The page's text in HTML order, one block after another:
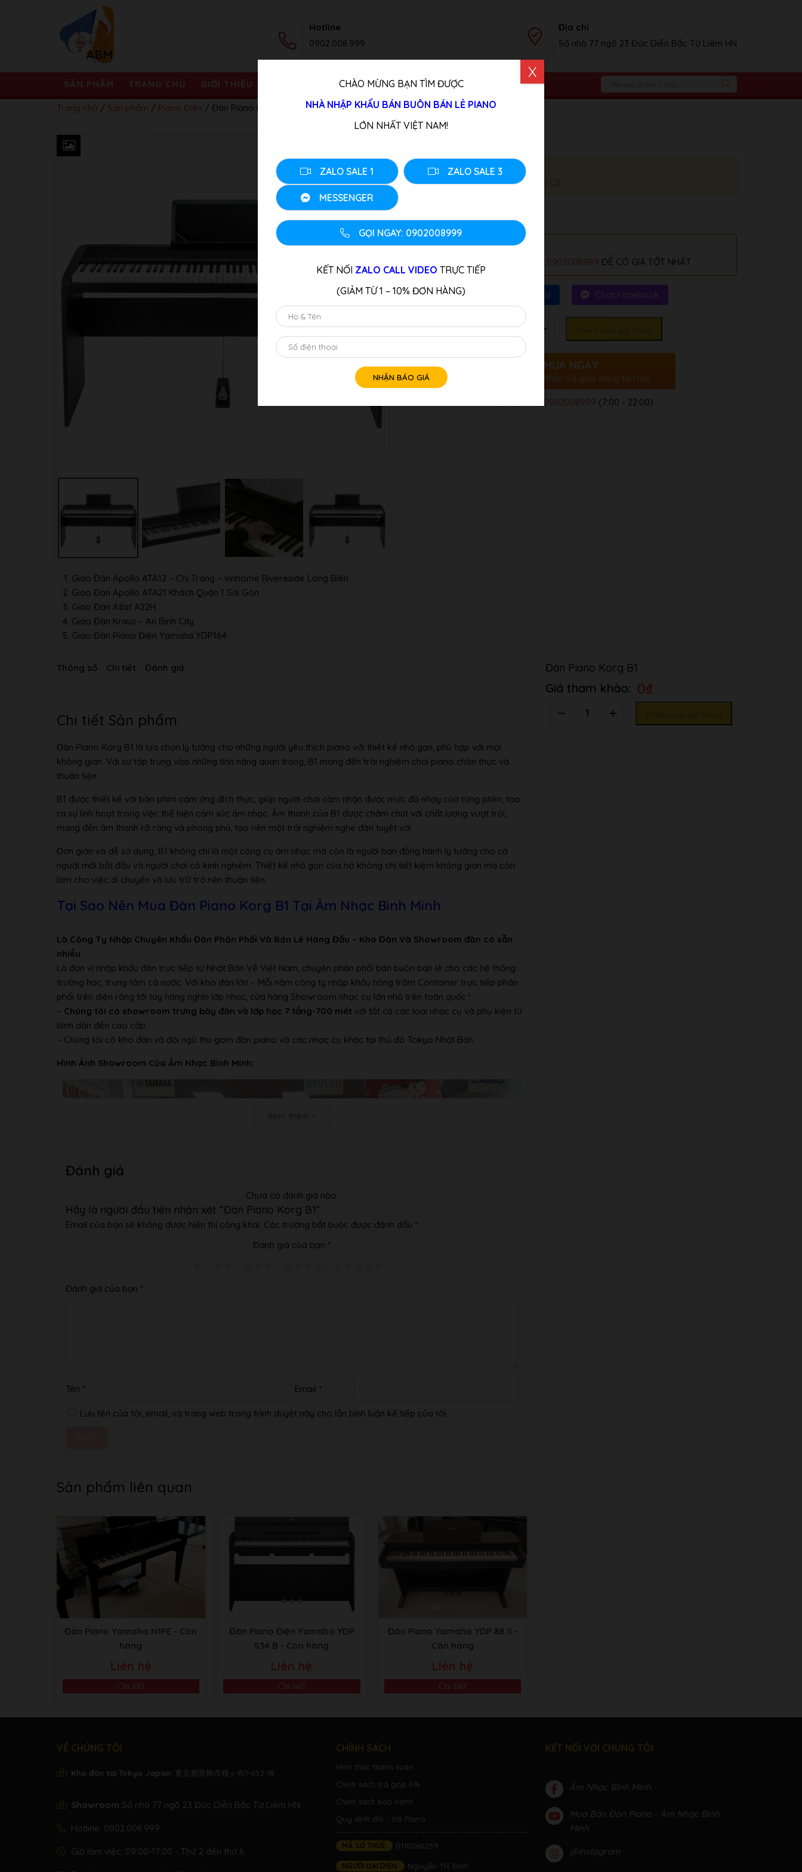
Hotline
0902.008.999
Địa chỉ
Số nhà 77 ngõ 23 Đức Diễn Bắc Từ Liêm HN
SẢN PHẨM TRANG CHỦ GIỚI THIỆU TIN TỨC LIÊN HỆ
Trang chủ / Sản phẩm / Piano Điện / Đàn Piano Korg B1
Giao Đàn Apollo ATA12 – Chị Trang – vinhome Rivereside Long Biên
Giao Đàn Apollo ATA21 Khách Quận 1 Sài Gòn
Giao Đàn Atlat A22H
Giao Đàn Kraus – An Bình City
Giao Đàn Piano Điện Yamaha YDP164
Tình trang: Liên Hệ
Loại đàn:Piano Điện,Piano Điện Cũ
LƯU Ý:
Quý Khách Liên Hệ: Hotline/zalo 0902008999 ĐỂ CÓ GIÁ TỐT NHẤT
Tư vấn Zalo Chat Facebook
lượng
Thêm vào giỏ hàng
MUA NGAY
Gọi điện xác nhận và giao hàng tận nơi
0902008999 (7:00 - 22:00)
Thông số Chi tiết Đánh giá
Chi tiết Sản phẩm
Đàn Piano Korg B1 là lựa chọn lý tưởng cho những người yêu thích piano với thiết kế nhỏ gọn, phù hợp với mọi
không gian. Với sự tập trung vào những tính năng quan trọng, B1 mang đến trải nghiệm chơi piano chân thực và
thuận tiện.
B1 được thiết kế với bàn phím cảm ứng đích thực, giúp người chơi cảm nhận được mức độ nhạy của từng phím, tạo
ra sự linh hoạt trong việc thể hiện cảm xúc âm nhạc. Âm thanh của B1 được chăm chút với chất lượng vượt trội,
mang đến âm thanh rõ ràng và phong phú, tạo nên một trải nghiệm nghe đàn tuyệt vời.
Đơn giản và dễ sử dụng, B1 không chỉ là một công cụ âm nhạc mà còn là người bạn đồng hành lý tưởng cho cả
người mới bắt đầu và người chơi có kinh nghiệm. Thiết kế nhỏ gọn của nó không chỉ tiết kiệm không gian mà còn
làm cho việc di chuyển và lưu trữ trở nên thuận tiện.
Tại Sao Nên Mua Đàn Piano Korg B1 Tại Âm Nhạc Bình Minh
Là Công Ty Nhập Chuyên Khẩu Đàn Phân Phối Và Bán Lẻ Hàng Đầu – Kho Đàn Và Showroom đàn có sẵn
nhiều.
Là đơn vị nhập khẩu đàn trực tiếp từ Nhật Bản Về Việt Nam, chuyên phân phối bán buôn bán lẻ cho các hệ thống
trường học, trung tâm cả nước. Với kho đàn lớn – Mỗi năm công ty nhập khẩu hàng trăm Container trực tiếp phân
phối trên diện rộng tới tay hàng nghìn lớp nhạc, cửa hàng Showroom nhạc cụ lớn nhỏ trên toàn quốc !
– Chúng tôi có showroom trưng bày đàn và lớp học 7 tầng-700 mét với tất cả các loại nhạc cụ và phụ kiện từ
bình dân đến cao cấp.
– Chúng tôi có kho đàn và đội ngũ thu gom đàn piano và các nhạc cụ khác tại thủ đô Tokyo Nhật Bản.
Hình Ảnh Showroom Của Âm Nhạc Bình Minh:
Đánh giá
Chưa có đánh giá nào.
Hãy là người đầu tiên nhận xét “Đàn Piano Korg B1”
Email của bạn sẽ không được hiển thị công khai. Các trường bắt buộc được đánh dấu *
Đánh giá của bạn *
Đánh giá của bạn *
Tên * Email *
Lưu tên của tôi, email, và trang web trong trình duyệt này cho lần bình luận kế tiếp của tôi.
Sản phẩm liên quan
Đàn Piano Yamaha N1PE - Còn
hàng
Liên hệ
Chi tiết
Đàn Piano Điện Yamaha YDP
S34 B - Còn hàng
Liên hệ
Chi tiết
Đàn Piano Yamaha YDP 88 II -
Còn hàng
Liên hệ
Chi tiết
Đàn Piano Korg B1
0₫
VỀ CHÚNG TÔI
Kho đàn tại Tokyo Japan: 東京都青梅市根ヶ布1-652-18
Showroom Số nhà 77 ngõ 23 Đức Diễn Bắc Từ Liêm HN.
Hotline: 0902.008.999
Giờ làm việc: 09:00-17:00 - Thứ 2 đến thứ 6
CHÍNH SÁCH
Hình thức thanh toán
Chính sách trả góp 0%
Chính sách bảo hành
Quy định đổi - trả Piano
MÃ SỐ THUẾ: 0110060259
NGƯỜI ĐẠI DIỆN: Nguyễn Thị Bình
KẾT NỐI VỚI CHÚNG TÔI
Âm Nhạc Bình Minh
Mua Bán Đàn Piano - Âm Nhạc Bình
Minh
@instagram
CHÀO MỪNG BẠN TÌM ĐƯỢC
NHÀ NHẬP KHẨU BÁN BUÔN BÁN LẺ PIANO
LỚN NHẤT VIỆT NAM!
ZALO SALE 1 ZALO SALE 3
MESSENGER
GỌI NGAY: 0902008999
KẾT NỐI ZALO CALL VIDEO TRỰC TIẾP
(GIẢM TỪ 1 – 10% ĐƠN HÀNG)
X